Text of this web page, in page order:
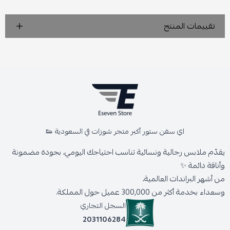
تقييمات المنتج
اي سفن ستور أكبر متجر شوزات في السعودية 👟
يقدّم ملابس رجالية ونسائية تناسب احتياجك اليومي، بجودة مضمونة
وأناقة دائمة ✨
من أشهر البراندات العالمية،
وسعداء بخدمة أكثر من 300,000 عميل حول المملكة.
السجل التجاري
2031106284